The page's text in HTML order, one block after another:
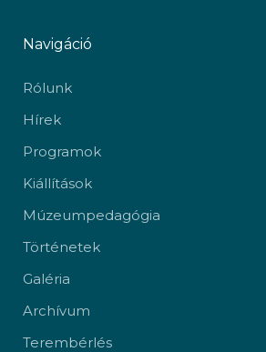
Navigáció
Rólunk
Hírek
Programok
Kiállítások
Múzeumpedagógia
Történetek
Galéria
Archívum
Terembérlés